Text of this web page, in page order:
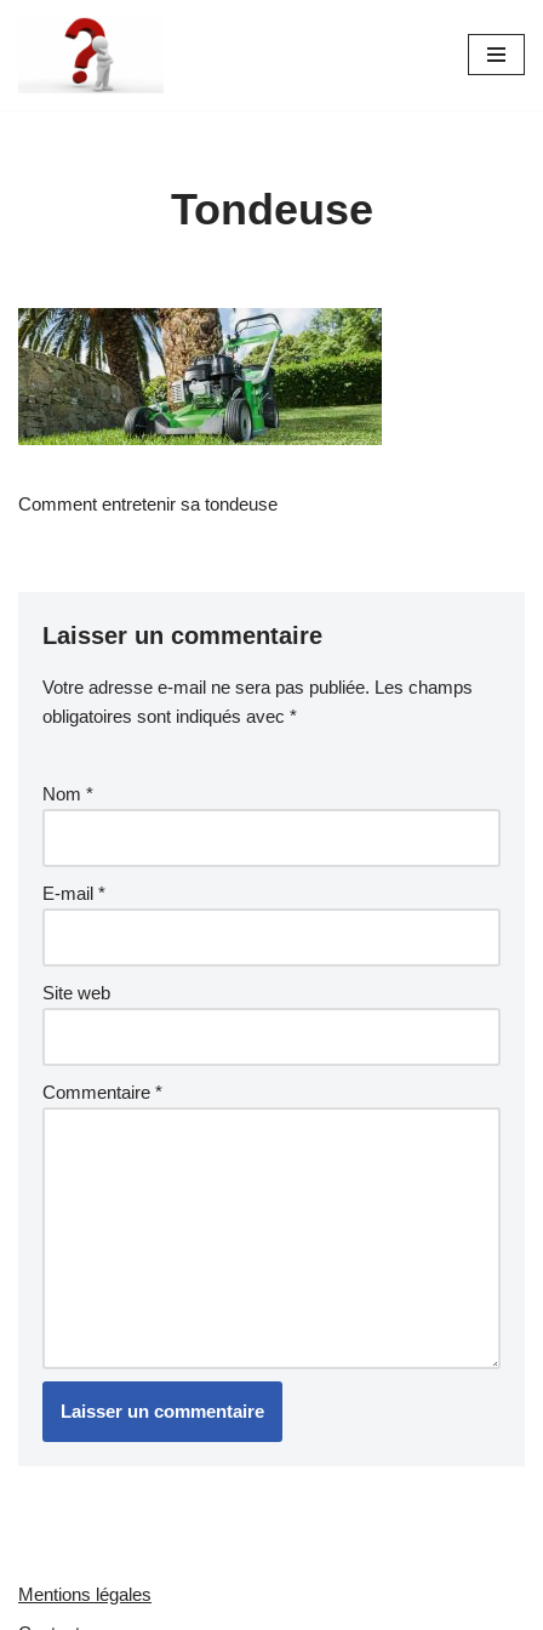
Tondeuse
Comment entretenir sa tondeuse
Laisser un commentaire
Votre adresse e-mail ne sera pas publiée. Les champs
obligatoires sont indiqués avec *
Nom *
E-mail *
Site web
Commentaire *
Mentions légales